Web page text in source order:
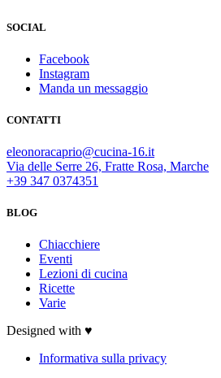
SOCIAL
Facebook
Instagram
Manda un messaggio
CONTATTI
eleonoracaprio@cucina-16.it
Via delle Serre 26, Fratte Rosa, Marche
+39 347 0374351
BLOG
Chiacchiere
Eventi
Lezioni di cucina
Ricette
Varie
Designed with ♥
Informativa sulla privacy